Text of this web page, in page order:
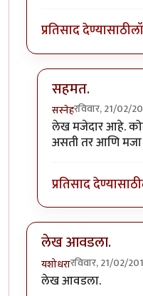
प्रतिसाद देण्यासाठी
सहमत.
सस्नेहरविवार, 21/02/
In reply to
लेख मजेदार आहे.
असती तर आणि
प्रतिसाद देण्यासाठी
लेख आवडला.
यशोधरारविवार, 21/02/
लेख आवडला.